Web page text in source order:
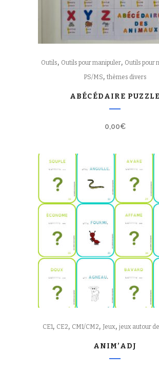
Outils, Outils pour manipuler, Outils pour
PS/MS, thèmes divers
ABÉCÉDAIRE PUZZLE
0,00€
CE1, CE2, CM1/CM2, Jeux, jeux autour
ANIM’ADJ